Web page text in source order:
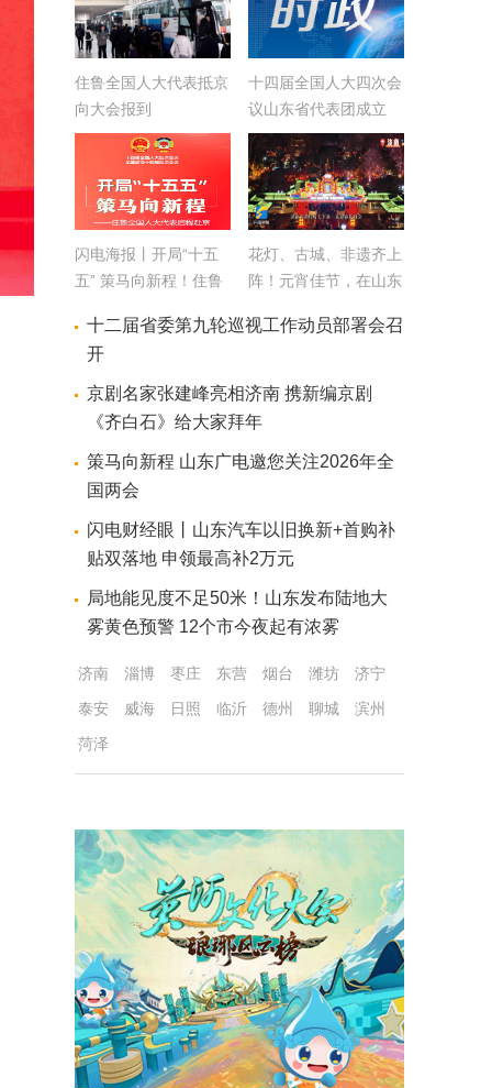
住鲁全国人大代表抵京
向大会报到
十四届全国人大四次会
议山东省代表团成立
推选林武为团长
闪电海报丨开局“十五
五” 策马向新程！住鲁
花灯、古城、非遗齐上
阵！元宵佳节，在山东
宴
十二届省委第九轮巡视工作动员部署会召
开
京剧名家张建峰亮相济南 携新编京剧
《齐白石》给大家拜年
策马向新程 山东广电邀您关注2026年全
国两会
闪电财经眼丨山东汽车以旧换新+首购补
贴双落地 申领最高补2万元
局地能见度不足50米！山东发布陆地大
雾黄色预警 12个市今夜起有浓雾
济南 淄博 枣庄 东营 烟台 潍坊
济宁
泰安
威海 日照 临沂 德州 聊城
滨州
菏泽